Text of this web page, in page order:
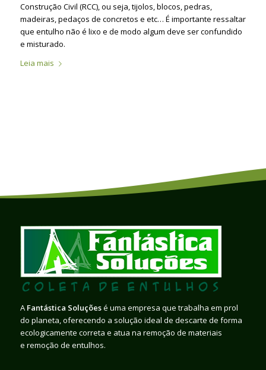
Construção Civil (RCC), ou seja, tijolos, blocos, pedras,
madeiras, pedaços de concretos e etc… É importante ressaltar
que entulho não é lixo e de modo algum deve ser confundido
e misturado.
Leia mais
A Fantástica Soluçõesé uma empresa que trabalha em prol
do planeta, oferecendo a solução ideal de descarte de forma
ecologicamente correta e atua na remoção de materiais
e remoção de entulhos.